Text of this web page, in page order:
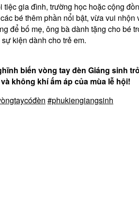
tiệc gia đình, trường học hoặc cộng
bé thêm phần nổi bật, vừa vui
để bố mẹ, ông bà dành tặng cho bé
kiện dành cho trẻ em.
biến vòng tay đèn Giáng sinh
không khí ấm áp của mùa lễ hội!
#phukiengiangsinh